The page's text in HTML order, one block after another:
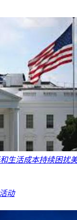
生活成本持续困扰
动